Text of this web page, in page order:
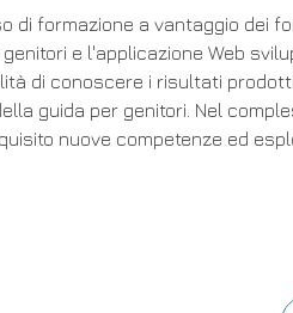
di formazione a vantaggio dei
e l'applicazione Web
di conoscere i risultati
guida per genitori. Nel
nuove competenze ed